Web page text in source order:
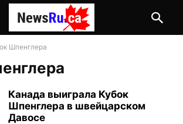
Шпенглера
Канада выиграла Кубок
Шпенглера в швейцарском
Давосе